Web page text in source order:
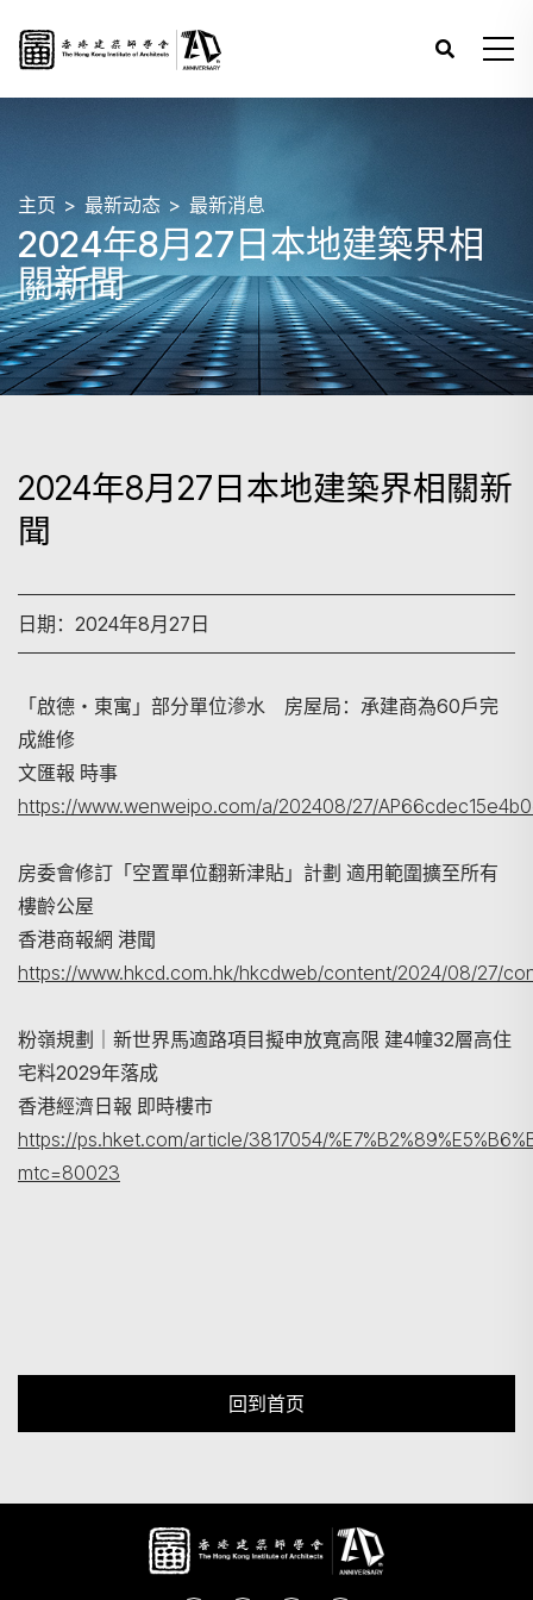
搜寻
主页 最新动态 最新消息
2024年8月27日本地建築界相
關新聞
2024年8月27日本地建築界相關新
聞
日期：2024年8月27日
「啟德‧東寓」部分單位滲水 房屋局：承建商為60戶完
成維修
文匯報 時事
https://www.wenweipo.com/a/202408/27/
房委會修訂「空置單位翻新津貼」計劃 適用範圍擴至所有
樓齡公屋
香港商報網 港聞
https://www.hkcd.com.hk/hkcdweb/content/2024/08/27/
粉嶺規劃｜新世界馬適路項目擬申放寬高限 建4幢32層高住
宅料2029年落成
香港經濟日報 即時樓市
https://ps.hket.com/article/3817054/
mtc=80023
回到首页